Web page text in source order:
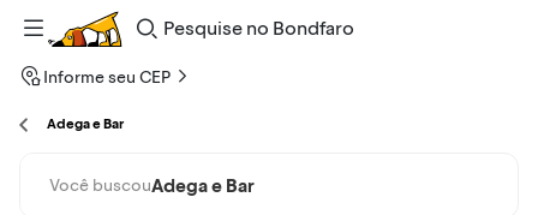
Pesquise
Bondfaro
Informe seu CEP
Adega e Bar
Você buscouAdega e Bar